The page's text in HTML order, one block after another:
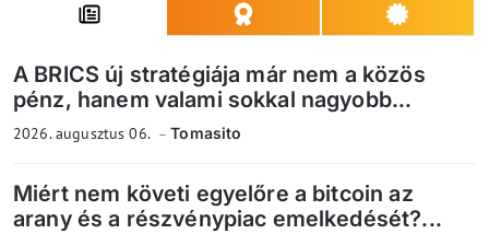
A BRICS új stratégiája már nem a közös
pénz, hanem valami sokkal nagyobb...
2026. augusztus 06. Tomasito
Miért nem követi egyelőre a bitcoin az
arany és a részvénypiac emelkedését?...